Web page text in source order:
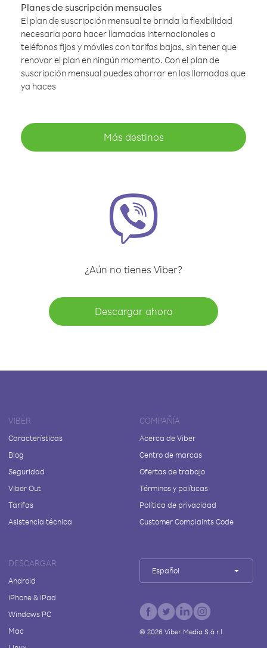
Planes de suscripción mensuales
El plan de suscripción mensual te brinda la flexibilidad
necesaria para hacer llamadas internacionales a
teléfonos fijos y móviles con tarifas bajas, sin tener que
renovar el plan en ningún momento. Con el plan de
suscripción mensual puedes ahorrar en las llamadas que
ya haces
Más destinos
¿Aún no tienes Viber?
Descargar ahora
VIBER
Características
Blog
Seguridad
Viber Out
Tarifas
Asistencia técnica
COMPAÑÍA
Acerca de Viber
Centro de marcas
Ofertas de trabajo
Términos y políticas
Política de privacidad
Customer Complaints Code
DESCARGAR
Android
iPhone & iPad
Windows PC
Mac
Español
© 2026Viber Media S.à r.l.